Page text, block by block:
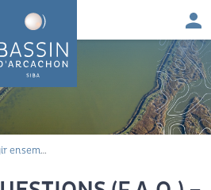
mobilisés : contrat eau & climat 2025-2030